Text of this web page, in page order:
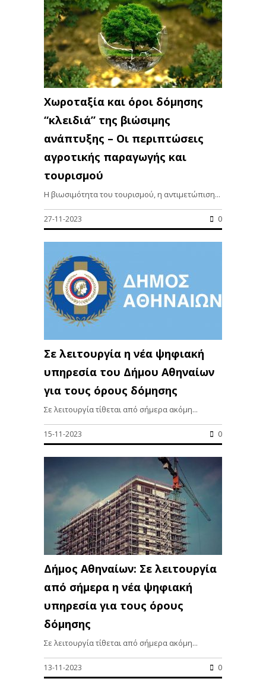
Xωροταξία και όροι δόμησης
“κλειδιά” της βιώσιμης
ανάπτυξης – Οι περιπτώσεις
αγροτικής παραγωγής και
τουρισμού
Η βιωσιμότητα του τουρισμού, η αντιμετώπιση...
27-11-2023 0
Σε λειτουργία η νέα ψηφιακή
υπηρεσία του Δήμου Αθηναίων
για τους όρους δόμησης
Σε λειτουργία τίθεται από σήμερα ακόμη...
15-11-2023 0
Δήμος Αθηναίων: Σε λειτουργία
από σήμερα η νέα ψηφιακή
υπηρεσία για τους όρους
δόμησης
Σε λειτουργία τίθεται από σήμερα ακόμη...
13-11-2023 0